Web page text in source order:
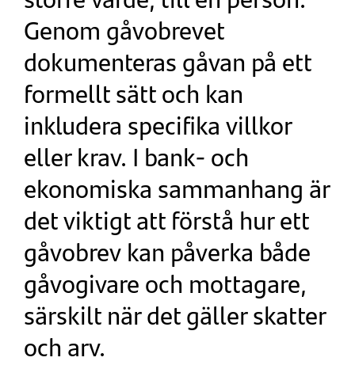
Genom gåvobrevet
dokumenteras gåvan på ett
formellt sätt och kan
inkludera specifika villkor
eller krav. I bank- och
ekonomiska sammanhang är
det viktigt att förstå hur ett
gåvobrev kan påverka både
gåvogivare och mottagare,
särskilt när det gäller skatter
och arv.